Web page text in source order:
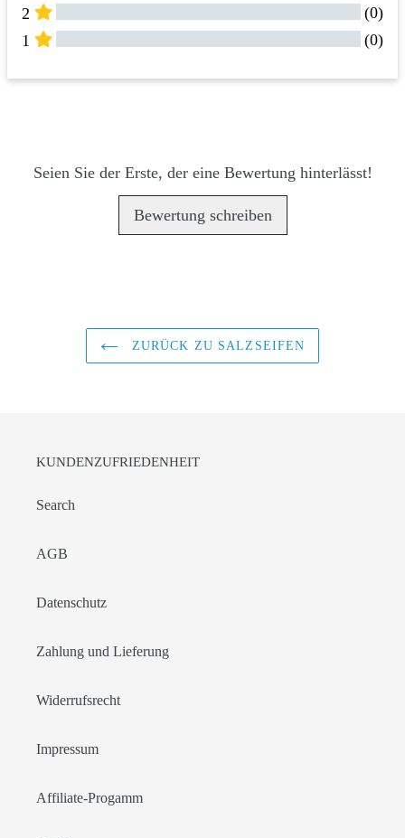
2
(0)
1
(0)
Seien Sie der Erste, der eine Bewertung hinterlässt!
Bewertung schreiben
ZURÜCK ZU SALZSEIFEN
KUNDENZUFRIEDENHEIT
Search
AGB
Datenschutz
Zahlung und Lieferung
Widerrufsrecht
Impressum
Affiliate-Progamm